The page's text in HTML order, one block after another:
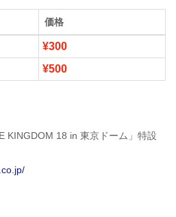
価格
¥300
¥500
KINGDOM 18 in 東京ドーム」特設